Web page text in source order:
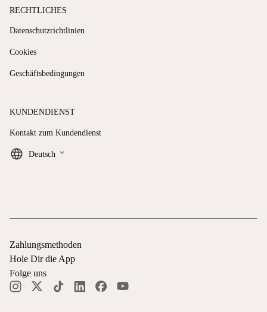
RECHTLICHES
Datenschutzrichtlinien
Cookies
Geschäftsbedingungen
KUNDENDIENST
Kontakt zum Kundendienst
Deutsch keyboard_arrow_down
Zahlungsmethoden
Hole Dir die App
Folge uns